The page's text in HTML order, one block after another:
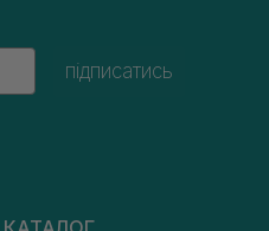
підписатись